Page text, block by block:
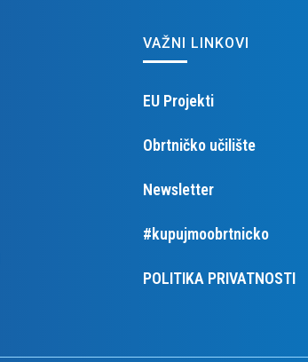
VAŽNI LINKOVI
EU Projekti
Obrtničko učilište
Newsletter
#kupujmoobrtnicko
POLITIKA PRIVATNOSTI